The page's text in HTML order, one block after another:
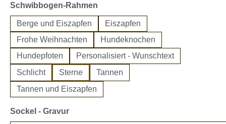
Schwibbogen-Rahmen
Berge und Eiszapfen
Eiszapfen
Frohe Weihnachten
Hundeknochen
Hundepfoten
Personalisiert - Wunschtext
Schlicht
Sterne
Tannen
Tannen und Eiszapfen
Sockel - Gravurauswählen